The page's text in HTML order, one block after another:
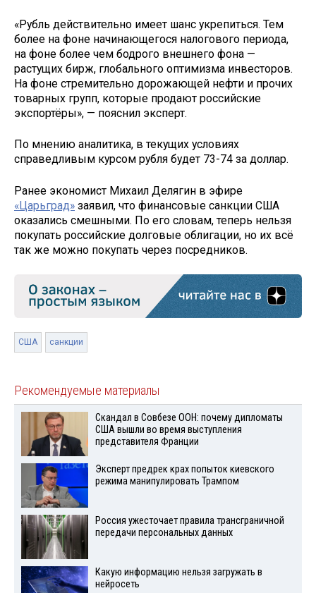
«Рубль действительно имеет шанс укрепиться. Тем
более на фоне начинающегося налогового периода,
на фоне более чем бодрого внешнего фона —
растущих бирж, глобального оптимизма инвесторов.
На фоне стремительно дорожающей нефти и прочих
товарных групп, которые продают российские
экспортёры», — пояснил эксперт.
По мнению аналитика, в текущих условиях
справедливым курсом рубля будет 73-74 за доллар.
Ранее экономист Михаил Делягин в эфире
«Царьград» заявил, что финансовые санкции США
оказались смешными. По его словам, теперь нельзя
покупать российские долговые облигации, но их всё
так же можно покупать через посредников.
США санкции
Рекомендуемые материалы
Скандал в Совбезе ООН: почему дипломаты
США вышли во время выступления
представителя Франции
Эксперт предрек крах попыток киевского
режима манипулировать Трампом
Россия ужесточает правила трансграничной
передачи персональных данных
Какую информацию нельзя загружать в
нейросеть